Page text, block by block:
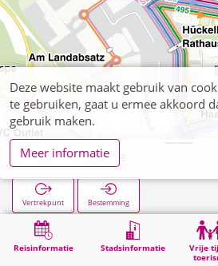
Reisinformatie Stadsinformatie
Vrije
Ludovicistraße
Vertrekpunt Bestemming
Zoekopracht Ludovicistraße
Deze website maakt gebruik van
te gebruiken, gaat u ermee akkoord
gebruik maken.
Meer informatie